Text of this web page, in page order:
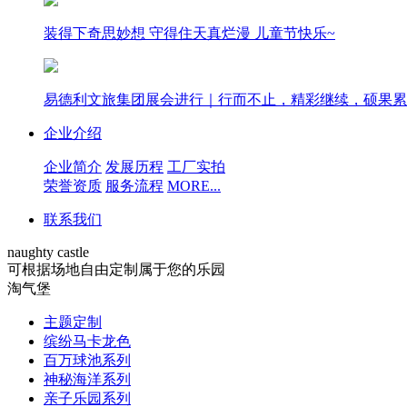
装得下奇思妙想 守得住天真烂漫 儿童节快乐~
易德利文旅集团展会进行｜行而不止，精彩继续，硕果
企业介绍
企业简介 发展历程 工厂实拍
荣誉资质 服务流程 MORE...
联系我们
naughty castle
可根据场地自由定制属于您的乐园
淘气堡
主题定制
缤纷马卡龙色
百万球池系列
神秘海洋系列
亲子乐园系列